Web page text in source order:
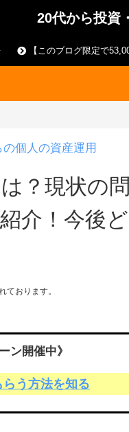
20代から投資
【このブログ限定で
の個人の資産運用
？現状の
介！今後ど
ております。
ン開催中》
う方法を知る